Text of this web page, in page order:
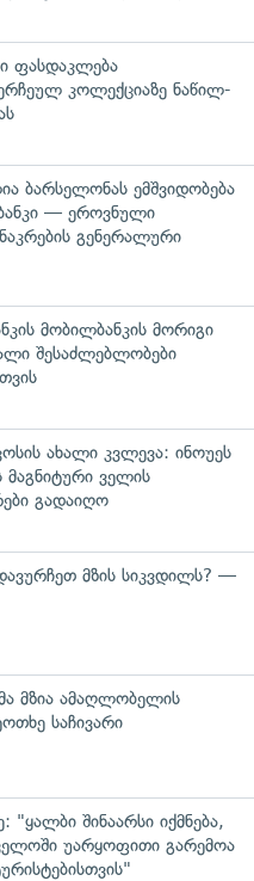
ფასდაკლება
კოლექციაზე ნაწილ-
ბარსელონას ემშვიდობება
— ეროვნული
გენერალური
მობილბანკის მორიგი
შესაძლებლობები
ახალი კვლევა: ინოუეს
მაგნიტური ველის
გადაიღო
მზის სიკვდილს? —
მზია ამაღლობელის
საჩივარი
"ყალბი შინაარსი იქმნება,
უარყოფითი გარემოა